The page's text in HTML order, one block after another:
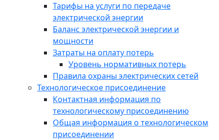
Тарифы на услуги по передаче
электрической энергии
Баланс электрической энергии и
мощности
Затраты на оплату потерь
Уровень нормативных потерь
Правила охраны электрических сетей
Технологическое присоединение
Контактная информация по
технологическому присоединению
Общая информация о технологическом
присоединении